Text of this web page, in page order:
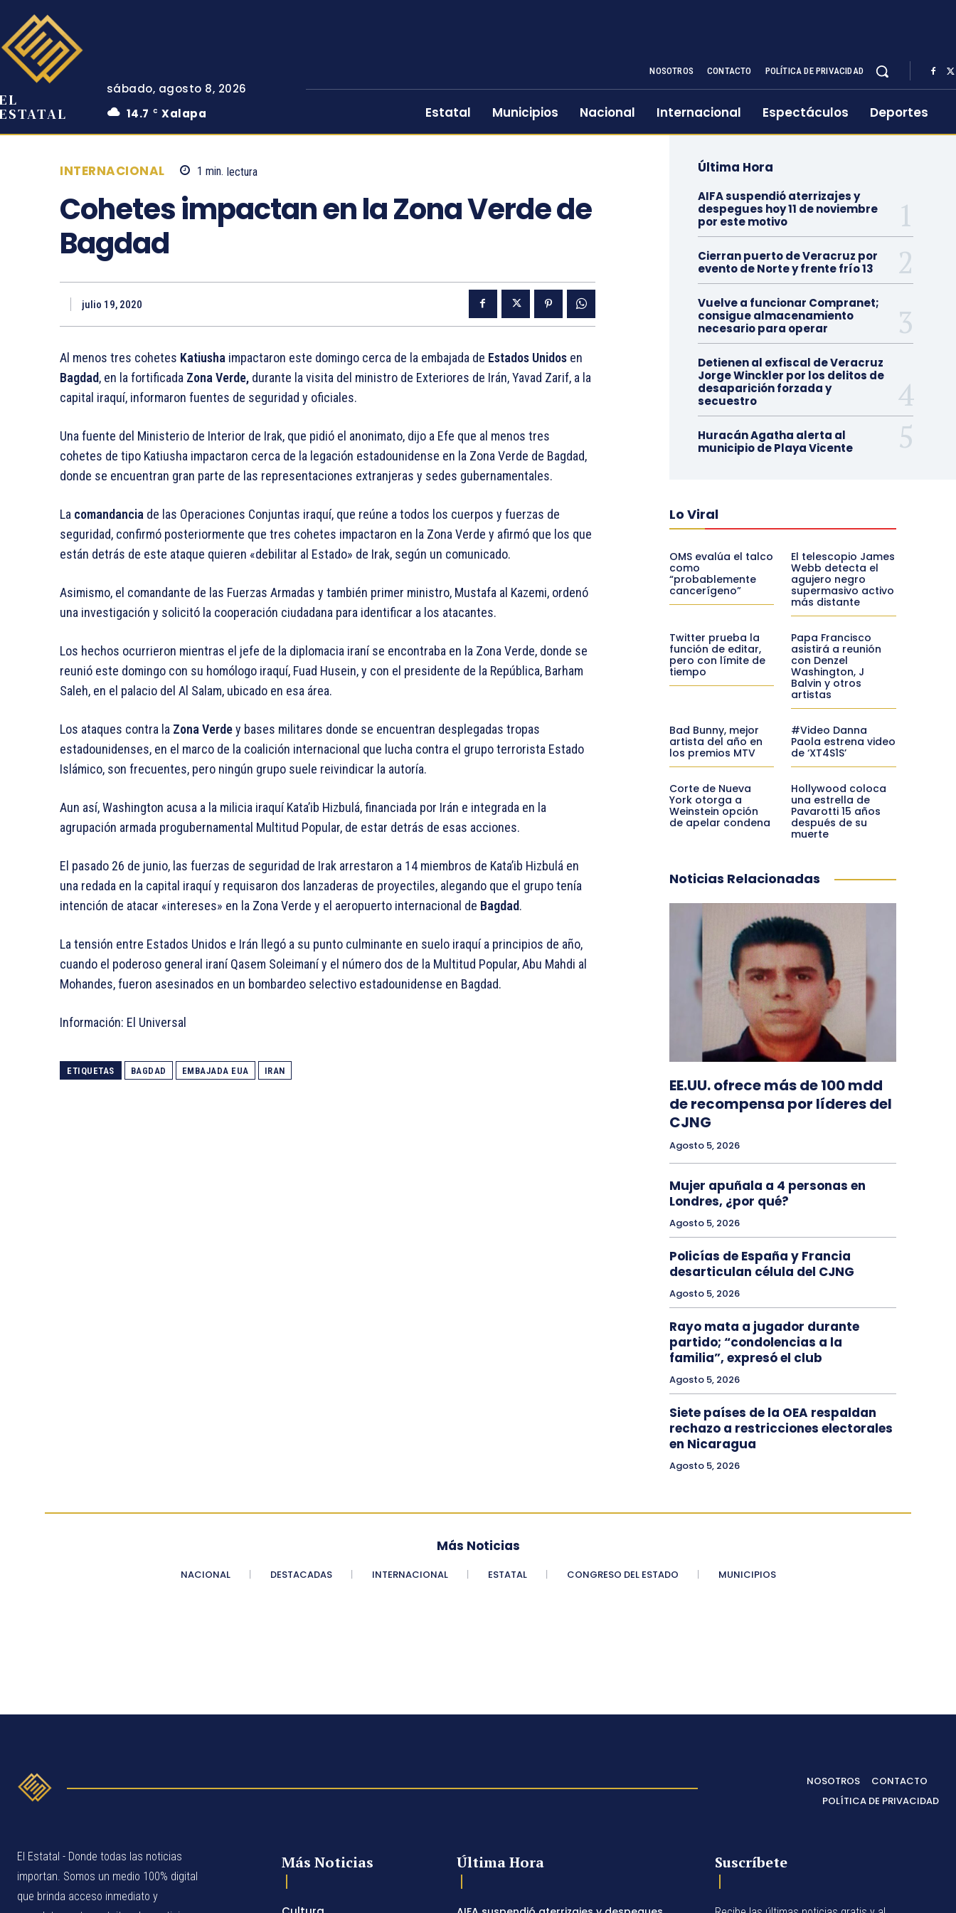
EL
ESTATAL
sábado, agosto 8, 2026
14.7
C Xalapa
NOSOTROS CONTACTO POLÍTICA DE PRIVACIDAD
Estatal Municipios Nacional Internacional Espectáculos Deportes
INTERNACIONAL 1 min. lectura
Cohetes impactan en la Zona Verde de
Bagdad
julio 19, 2020
Al menos tres cohetes Katiusha impactaron este domingo cerca de la embajada de Estados Unidos en
Bagdad, en la fortificada Zona Verde, durante la visita del ministro de Exteriores de Irán, Yavad Zarif, a la
capital iraquí, informaron fuentes de seguridad y oficiales.
Una fuente del Ministerio de Interior de Irak, que pidió el anonimato, dijo a Efe que al menos tres
cohetes de tipo Katiusha impactaron cerca de la legación estadounidense en la Zona Verde de Bagdad,
donde se encuentran gran parte de las representaciones extranjeras y sedes gubernamentales.
La comandancia de las Operaciones Conjuntas iraquí, que reúne a todos los cuerpos y fuerzas de
seguridad, confirmó posteriormente que tres cohetes impactaron en la Zona Verde y afirmó que los que
están detrás de este ataque quieren «debilitar al Estado» de Irak, según un comunicado.
Asimismo, el comandante de las Fuerzas Armadas y también primer ministro, Mustafa al Kazemi, ordenó
una investigación y solicitó la cooperación ciudadana para identificar a los atacantes.
Los hechos ocurrieron mientras el jefe de la diplomacia iraní se encontraba en la Zona Verde, donde se
reunió este domingo con su homólogo iraquí, Fuad Husein, y con el presidente de la República, Barham
Saleh, en el palacio del Al Salam, ubicado en esa área.
Los ataques contra la Zona Verdey bases militares donde se encuentran desplegadas tropas
estadounidenses, en el marco de la coalición internacional que lucha contra el grupo terrorista Estado
Islámico, son frecuentes, pero ningún grupo suele reivindicar la autoría.
Aun así, Washington acusa a la milicia iraquí Kata’ib Hizbulá, financiada por Irán e integrada en la
agrupación armada progubernamental Multitud Popular, de estar detrás de esas acciones.
El pasado 26 de junio, las fuerzas de seguridad de Irak arrestaron a 14 miembros de Kata’ib Hizbulá en
una redada en la capital iraquí y requisaron dos lanzaderas de proyectiles, alegando que el grupo tenía
intención de atacar «intereses» en la Zona Verde y el aeropuerto internacional de Bagdad.
La tensión entre Estados Unidos e Irán llegó a su punto culminante en suelo iraquí a principios de año,
cuando el poderoso general iraní Qasem Soleimaní y el número dos de la Multitud Popular, Abu Mahdi al
Mohandes, fueron asesinados en un bombardeo selectivo estadounidense en Bagdad.
Información: El Universal
ETIQUETAS BAGDAD EMBAJADA EUA IRAN
Última Hora
AIFA suspendió aterrizajes y
despegues hoy 11 de noviembre
por este motivo
Cierran puerto de Veracruz por
evento de Norte y frente frío 13
Vuelve a funcionar Compranet;
consigue almacenamiento
necesario para operar
Detienen al exfiscal de Veracruz
Jorge Winckler por los delitos de
desaparición forzada y
secuestro
Huracán Agatha alerta al
municipio de Playa Vicente
Lo Viral
OMS evalúa el talco
como
“probablemente
cancerígeno”
El telescopio James
Webb detecta el
agujero negro
supermasivo activo
más distante
Twitter prueba la
función de editar,
pero con límite de
tiempo
Papa Francisco
asistirá a reunión
con Denzel
Washington, J
Balvin y otros
artistas
Bad Bunny, mejor
artista del año en
los premios MTV
#Video Danna
Paola estrena video
de ‘XT4S1S’
Corte de Nueva
York otorga a
Weinstein opción
de apelar condena
Hollywood coloca
una estrella de
Pavarotti 15 años
después de su
muerte
Noticias Relacionadas
EE.UU. ofrece más de 100 mdd
de recompensa por líderes del
CJNG
Agosto 5, 2026
Mujer apuñala a 4 personas en
Londres, ¿por qué?
Agosto 5, 2026
Policías de España y Francia
desarticulan célula del CJNG
Agosto 5, 2026
Rayo mata a jugador durante
partido; “condolencias a la
familia”, expresó el club
Agosto 5, 2026
Siete países de la OEA respaldan
rechazo a restricciones electorales
en Nicaragua
Agosto 5, 2026
Más Noticias
NACIONAL DESTACADAS INTERNACIONAL ESTATAL CONGRESO DEL ESTADO MUNICIPIOS
NOSOTROS
CONTACTO
POLÍTICA DE PRIVACIDAD
El Estatal - Donde todas las noticias
importan. Somos un medio 100% digital
que brinda acceso inmediato y
Más Noticias Última Hora Suscríbete